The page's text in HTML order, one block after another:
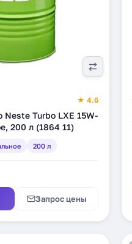
★ 4.6
Neste Turbo LXE 15W-
200 л (1864 11)
200 л
Запрос цены